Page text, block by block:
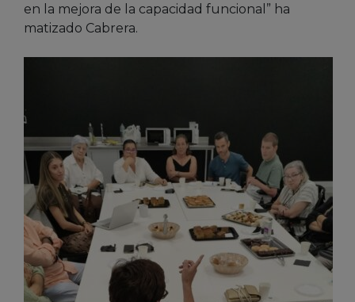
en la mejora de la capacidad funcional” ha
matizado Cabrera.